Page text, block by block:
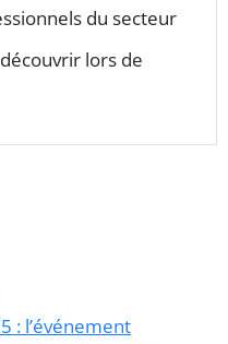
du secteur
lors de
: l’événement